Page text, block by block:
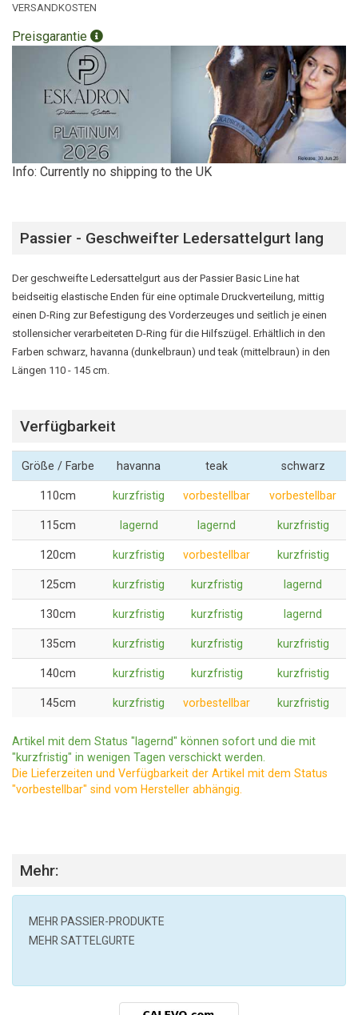
VERSANDKOSTEN
Preisgarantie
Info: Currently no shipping to the UK
Passier - Geschweifter Ledersattelgurt lang
Der geschweifte Ledersattelgurt aus der Passier Basic Line hat
beidseitig elastische Enden für eine optimale Druckverteilung, mittig
einen D-Ring zur Befestigung des Vorderzeuges und seitlich je einen
stollensicher verarbeiteten D-Ring für die Hilfszügel. Erhältlich in den
Farben schwarz, havanna (dunkelbraun) und teak (mittelbraun) in den
Längen 110 - 145 cm.
Verfügbarkeit
Größe / Farbe havanna teak schwarz
110cm kurzfristig vorbestellbar vorbestellbar
115cm lagernd lagernd kurzfristig
120cm kurzfristig vorbestellbar kurzfristig
125cm kurzfristig kurzfristig lagernd
130cm kurzfristig kurzfristig lagernd
135cm kurzfristig kurzfristig kurzfristig
140cm kurzfristig kurzfristig kurzfristig
145cm kurzfristig vorbestellbar kurzfristig
Artikel mit dem Status "lagernd" können sofort und die mit
"kurzfristig" in wenigen Tagen verschickt werden.
Die Lieferzeiten und Verfügbarkeit der Artikel mit dem Status
"vorbestellbar" sind vom Hersteller abhängig.
Mehr:
MEHR PASSIER-PRODUKTE
MEHR SATTELGURTE